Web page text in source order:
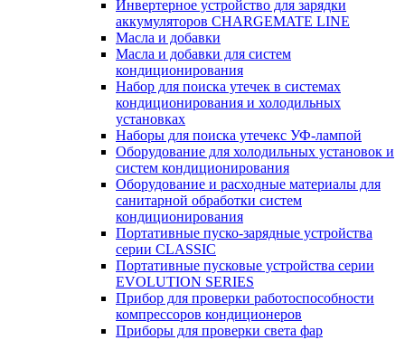
Инвертерное устройство для зарядки
аккумуляторов CHARGEMATE LINE
Масла и добавки
Масла и добавки для систем
кондиционирования
Набор для поиска утечек в системах
кондиционирования и холодильных
установках
Наборы для поиска утечекс УФ-лампой
Оборудование для холодильных установок и
систем кондиционирования
Оборудование и расходные материалы для
санитарной обработки систем
кондиционирования
Портативные пуско-зарядные устройства
серии CLASSIC
Портативные пусковые устройства серии
EVOLUTION SERIES
Прибор для проверки работоспособности
компрессоров кондиционеров
Приборы для проверки света фар